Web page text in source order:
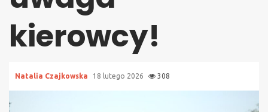
kierowcy!
Natalia Czajkowska 18 lutego 2026 308